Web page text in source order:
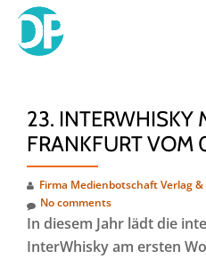
Skip
23. INTERWHISKY
FRANKFURT
Firma Medienbotschaft Verlag &
No comments
In diesem Jahr lädt die
InterWhisky am ersten